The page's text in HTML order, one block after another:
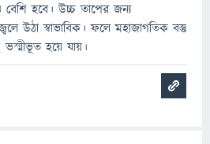
হবে। উচ্চ তাপের জন্য
উঠা স্বাভাবিক। ফলে মহাজাগতিক বস্তু
হয়ে যায়।